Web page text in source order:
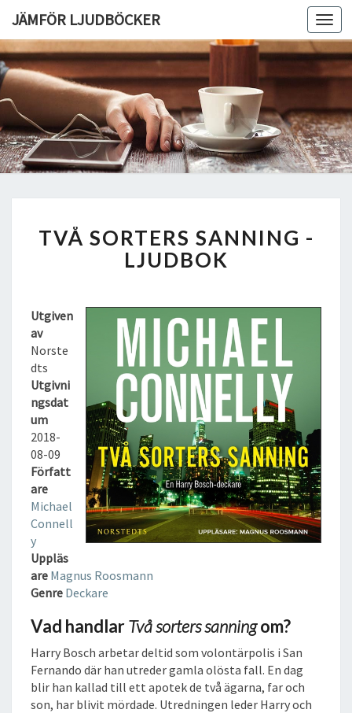
JÄMFÖR LJUDBÖCKER
V
Å
S
R
T
E
R
S
S
A
N
N
I
N
G
L
K
TVÅ SORTERS SANNING -
LJUDBOK
Utgiven
av
Norste
dts
Utgivni
ngsdat
um
2018-
08-09
Författ
are
Michael
Connell
y
Uppläs
are Magnus Roosmann
Genre Deckare
Vad handlarTvå sorters sanningom?
Harry Bosch arbetar deltid som volontärpolis i San
Fernando där han utreder gamla olösta fall. En dag
blir han kallad till ett apotek de två ägarna, far och
son, har blivit mördade. Utredningen leder Harry och